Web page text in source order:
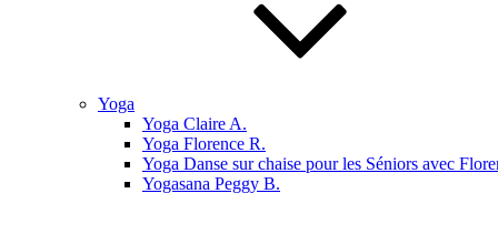
Yoga
Yoga Claire A.
Yoga Florence R.
Yoga Danse sur chaise pour les Séniors avec
Yogasana Peggy B.